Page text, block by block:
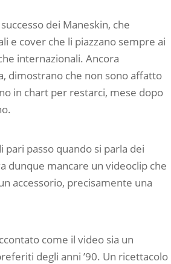
dei Maneskin, che
e cover che li piazzano sempre ai
internazionali. Ancora
dimostrano che non sono affatto
in chart per restarci, mese dopo
pari passo quando si parla dei
dunque mancare un videoclip che
accessorio, precisamente una
come il video sia un
degli anni ’90. Un ricettacolo